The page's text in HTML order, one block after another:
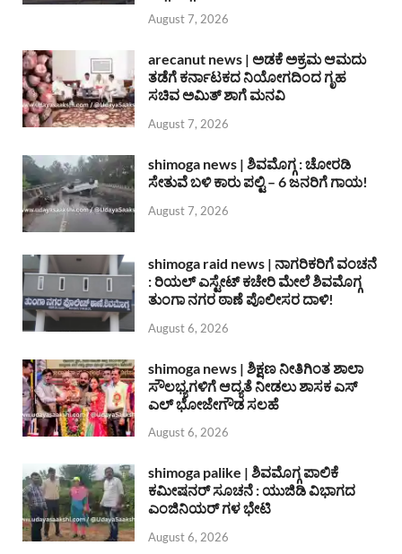
August 7, 2026
arecanut news | ಅಡಕೆ ಅಕ್ರಮ ಆಮದು
ತಡೆಗೆ ಕರ್ನಾಟಕದ ನಿಯೋಗದಿಂದ ಗೃಹ
ಸಚಿವ ಅಮಿತ್ ಶಾಗೆ ಮನವಿ
August 7, 2026
shimoga news | ಶಿವಮೊಗ್ಗ : ಚೋರಡಿ
ಸೇತುವೆ ಬಳಿ ಕಾರು ಪಲ್ಟಿ – 6 ಜನರಿಗೆ ಗಾಯ!
August 7, 2026
shimoga raid news | ನಾಗರಿಕರಿಗೆ ವಂಚನೆ
: ರಿಯಲ್ ಎಸ್ಟೇಟ್ ಕಚೇರಿ ಮೇಲೆ ಶಿವಮೊಗ್ಗ
ತುಂಗಾ ನಗರ ಠಾಣೆ ಪೊಲೀಸರ ದಾಳಿ!
August 6, 2026
shimoga news | ಶಿಕ್ಷಣ ನೀತಿಗಿಂತ ಶಾಲಾ
ಸೌಲಭ್ಯಗಳಿಗೆ ಆದ್ಯತೆ ನೀಡಲು ಶಾಸಕ ಎಸ್
ಎಲ್ ಭೋಜೇಗೌಡ ಸಲಹೆ
August 6, 2026
shimoga palike | ಶಿವಮೊಗ್ಗ ಪಾಲಿಕೆ
ಕಮೀಷನರ್ ಸೂಚನೆ : ಯುಜಿಡಿ ವಿಭಾಗದ
ಎಂಜಿನಿಯರ್ ಗಳ ಭೇಟಿ
August 6, 2026